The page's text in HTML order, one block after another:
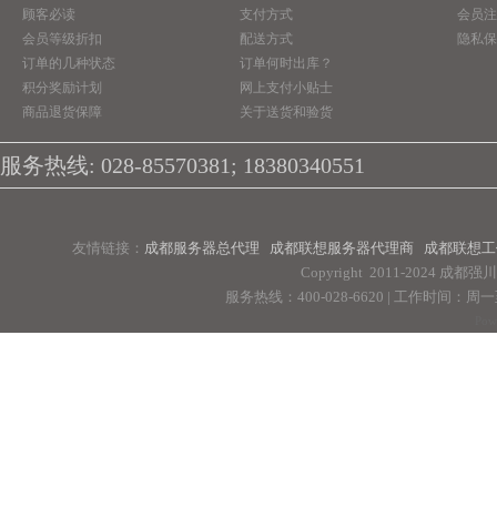
顾客必读
会员等级折扣
订单的几种状态
积分奖励计划
商品退货保障
支付方式
配送方式
订单何时出库？
网上支付小贴士
关于送货和验货
会员
隐私
服务热线: 028-85570381; 18380340551
友情链接： 成都服务器总代理 成都联想服务器代理商
成都联想
Copyright 2011-2024 成都强
服务热线：400-028-6620 | 工作时间：周